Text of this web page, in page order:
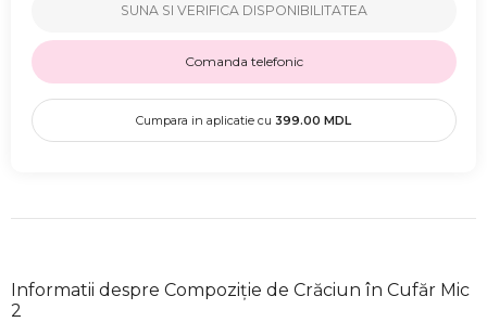
SUNA SI VERIFICA DISPONIBILITATEA
Comanda telefonic
Cumpara in aplicatie cu 399.00 MDL
Informatii despre Compoziție de Crăciun în Cufăr Mic
2